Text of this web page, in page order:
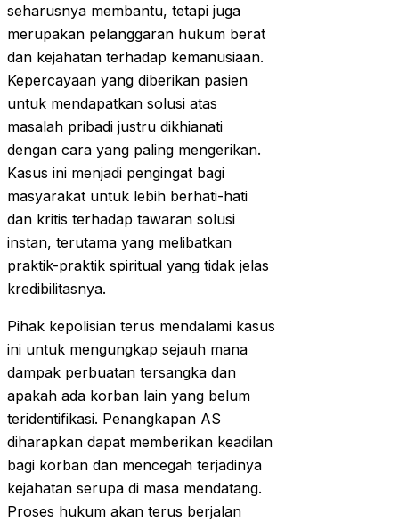
seharusnya membantu, tetapi juga
merupakan pelanggaran hukum berat
dan kejahatan terhadap kemanusiaan.
Kepercayaan yang diberikan pasien
untuk mendapatkan solusi atas
masalah pribadi justru dikhianati
dengan cara yang paling mengerikan.
Kasus ini menjadi pengingat bagi
masyarakat untuk lebih berhati-hati
dan kritis terhadap tawaran solusi
instan, terutama yang melibatkan
praktik-praktik spiritual yang tidak jelas
kredibilitasnya.
Pihak kepolisian terus mendalami kasus
ini untuk mengungkap sejauh mana
dampak perbuatan tersangka dan
apakah ada korban lain yang belum
teridentifikasi. Penangkapan AS
diharapkan dapat memberikan keadilan
bagi korban dan mencegah terjadinya
kejahatan serupa di masa mendatang.
Proses hukum akan terus berjalan